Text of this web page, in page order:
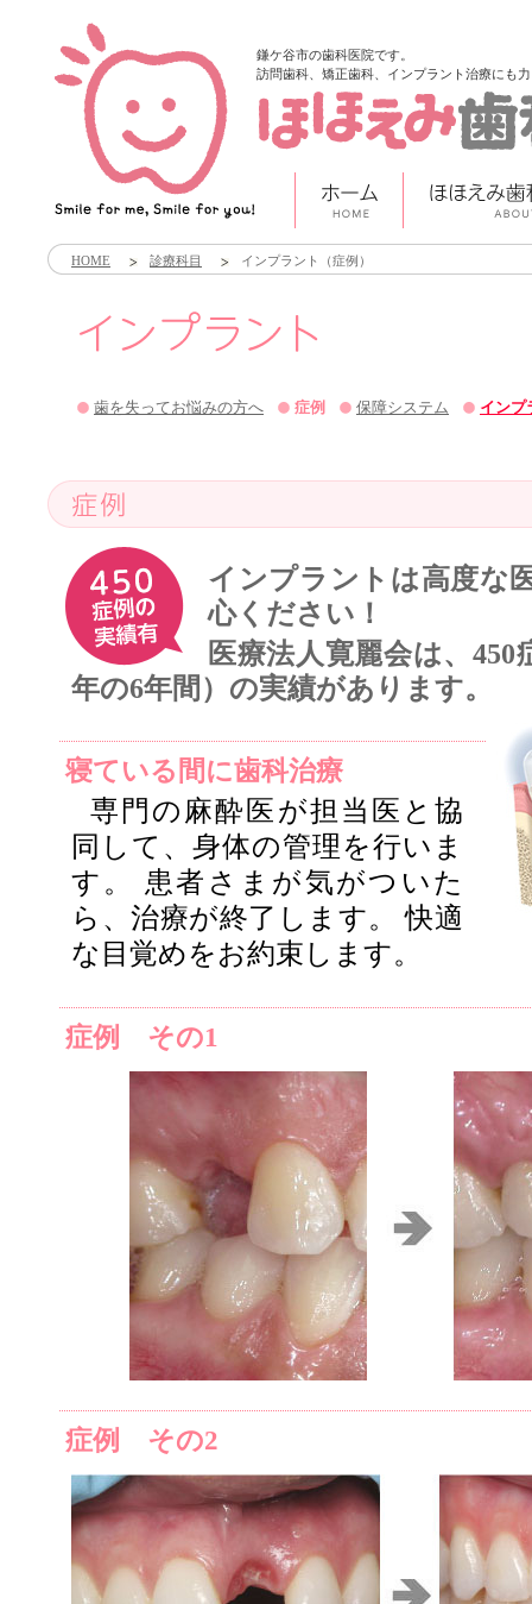
鎌ケ谷市の歯科医院です。
訪問歯科、矯正歯科、インプラント治療にも
HOME 診療科目 インプラント（症例）
歯を失ってお悩みの方へ 症例 保障システム インプ
インプラントは高度な
心ください！
医療法人寛麗会は、450
年の6年間）の実績があります。
寝ている間に歯科治療
専門の麻酔医が担当医と協
同して、身体の管理を行いま
す。 患者さまが気がついた
ら、治療が終了します。 快適
な目覚めをお約束します。
症例 その1
症例 その2